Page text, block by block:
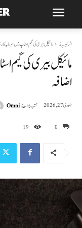
الرئيسية مائیکل بیری کی گیم اسٹاپ میں سرمایہ
مائیکل بیری کی گیم
اضافہ
0
19
جنوری 27, 2026 كتب بواسطةOmni